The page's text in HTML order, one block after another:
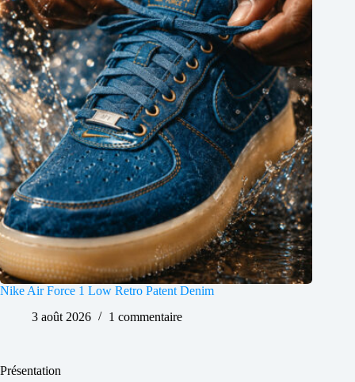
Nike Air Force 1 Low Retro Patent Denim
3 août 2026
1 commentaire
Présentation